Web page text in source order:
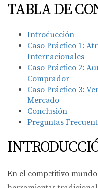
TABLA DE
Introducción
Caso Práctico 1:
Internacionales
Caso Práctico 2:
Comprador
Caso Práctico 3:
Mercado
Conclusión
Preguntas
En el competitivo